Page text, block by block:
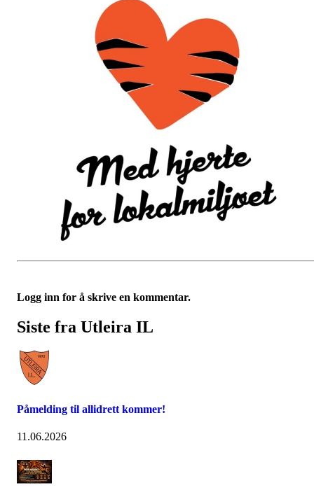
Logg inn for å skrive en kommentar.
Siste fra Utleira IL
Påmelding til allidrett kommer!
11.06.2026